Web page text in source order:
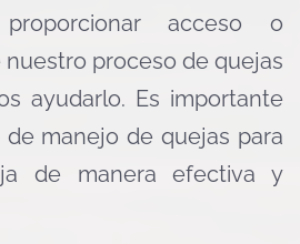
acceso o
proceso de quejas
ayudarlo. Es importante
manejo de quejas para
de manera efectiva y